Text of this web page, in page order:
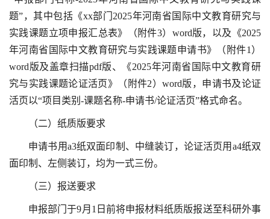
题”，其中包括《xx部门2025年河南省国际中文教育研究与
实践课题立项申报汇总表》（附件3）word版，以及《2025
年河南省国际中文教育研究与实践课题申请书》（附件1）
word版及盖章扫描pdf版、《2025年河南省国际中文教育研
究与实践课题论证活页》（附件2）word版，申请书及论证
活页以“项目类别-课题名称-申请书/论证活页”格式命名。
（二）纸质版要求
申请书用a3纸双面印制、中缝装订，论证活页用a4纸双
面印制、左侧装订，均为一式三份。
（三）报送要求
申报部门于9月1日前将申报材料纸质版报送至科研外事